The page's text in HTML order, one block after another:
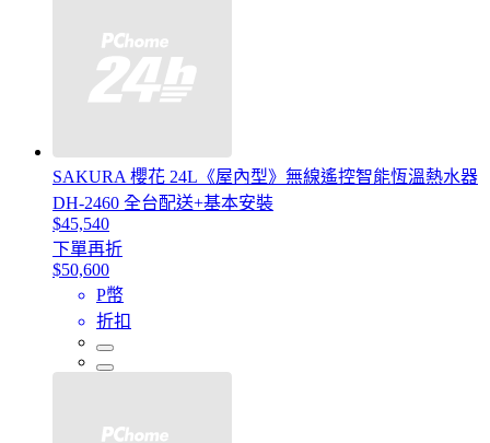
SAKURA 櫻花 24L《屋內型》無線遙控智能恆溫熱水器
DH-2460 全台配送+基本安裝
$45,540
下單再折
$50,600
P幣
折扣